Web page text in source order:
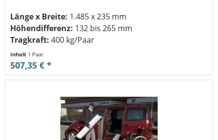
Länge x Breite: 1.485 x 235 mm
Höhendifferenz: 132 bis 265 mm
Tragkraft: 400 kg/Paar
Inhalt 1 Paar
507,35 € *